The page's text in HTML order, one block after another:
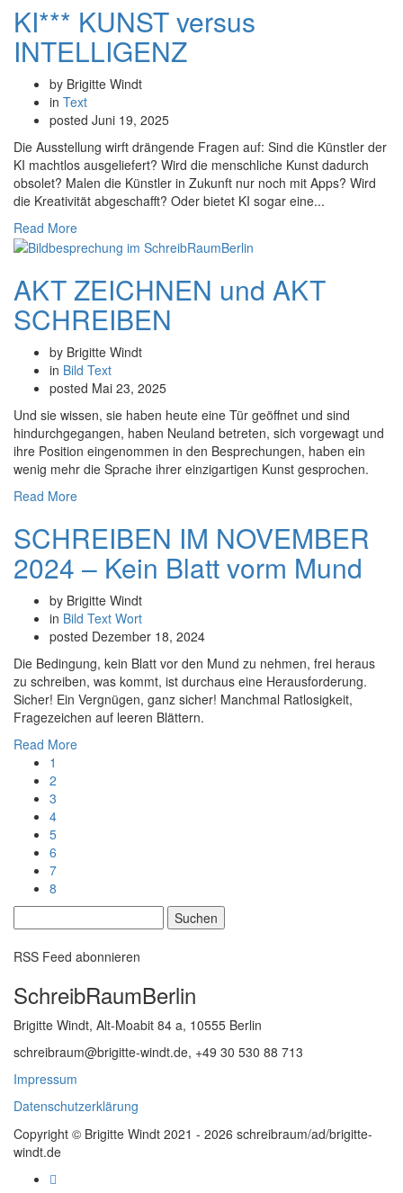
KI*** KUNST versus
INTELLIGENZ
by Brigitte Windt
in Text
posted Juni 19, 2025
Die Ausstellung wirft drängende Fragen auf: Sind die Künstler der
KI machtlos ausgeliefert? Wird die menschliche Kunst dadurch
obsolet? Malen die Künstler in Zukunft nur noch mit Apps? Wird
die Kreativität abgeschafft? Oder bietet KI sogar eine...
Read More
AKT ZEICHNEN und AKT
SCHREIBEN
by Brigitte Windt
in Bild Text
posted Mai 23, 2025
Und sie wissen, sie haben heute eine Tür geöffnet und sind
hindurchgegangen, haben Neuland betreten, sich vorgewagt und
ihre Position eingenommen in den Besprechungen, haben ein
wenig mehr die Sprache ihrer einzigartigen Kunst gesprochen.
Read More
SCHREIBEN IM NOVEMBER
2024 – Kein Blatt vorm Mund
by Brigitte Windt
in Bild Text Wort
posted Dezember 18, 2024
Die Bedingung, kein Blatt vor den Mund zu nehmen, frei heraus
zu schreiben, was kommt, ist durchaus eine Herausforderung.
Sicher! Ein Vergnügen, ganz sicher! Manchmal Ratlosigkeit,
Fragezeichen auf leeren Blättern.
Read More
1
2
3
4
5
6
7
8
nach:
RSS Feed abonnieren
SchreibRaumBerlin
Brigitte Windt, Alt-Moabit 84 a, 10555 Berlin
schreibraum@brigitte-windt.de, +49 30 530 88 713
Impressum
Datenschutzerklärung
Copyright © Brigitte Windt 2021 - 2026 schreibraum/ad/brigitte-
windt.de